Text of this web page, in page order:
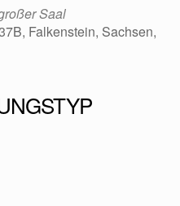
iCalendar
Saal
Falkenstein, Sachsen,